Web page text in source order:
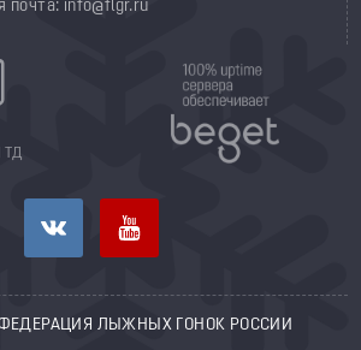
почта: info@flgr.ru
ТД
ЛЫЖНЫХ ГОНОК РОССИИ